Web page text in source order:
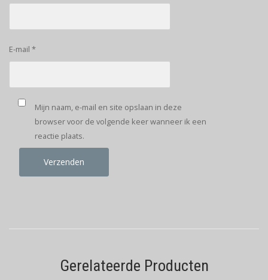
E-mail *
Mijn naam, e-mail en site opslaan in deze
browser voor de volgende keer wanneer ik een
reactie plaats.
Gerelateerde Producten